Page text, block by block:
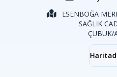
ESENBOĞA
SAĞLIK
ÇUBUK/